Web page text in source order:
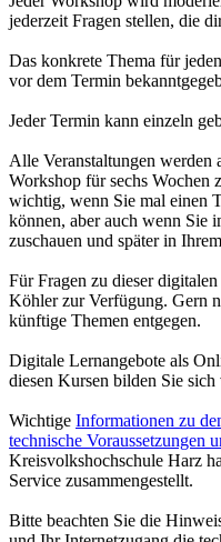
jederzeit Fragen stellen, die
Das konkrete Thema für
vor dem Termin
Jeder Termin kann einzeln
Alle Veranstaltungen werden
Workshop für sechs Wochen
wichtig, wenn Sie mal einen
können, aber auch wenn Sie
zuschauen und später in
Für Fragen zu dieser
Köhler zur Verfügung. Gern
künftige Themen entgegen.
Digitale Lernangebote als
diesen Kursen bilden Sie
Wichtige Informationen zu
technische Voraussetzungen
Kreisvolkshochschule Harz
Service zusammengestellt.
Bitte beachten Sie die